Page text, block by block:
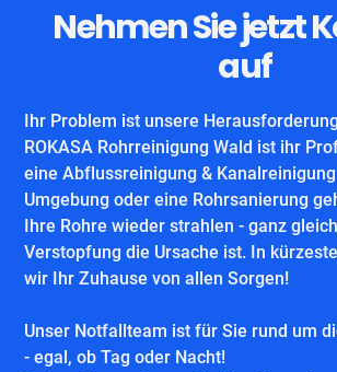
Nehmen Sie jetzt
auf
Ihr Problem ist unsere
ROKASA Rohrreinigung Wald ist ihr
eine Abflussreinigung &
Umgebung oder eine Rohrsanierung
Ihre Rohre wieder strahlen - ganz
Verstopfung die Ursache ist. In
wir Ihr Zuhause von allen Sorgen!
Unser Notfallteam ist für Sie rund um
- egal, ob Tag oder Nacht!